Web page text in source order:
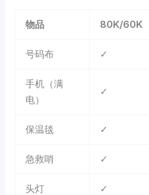
物品 80K/60K
号码布 ✓
手机（满
电）
✓
保温毯 ✓
急救哨 ✓
头灯 ✓